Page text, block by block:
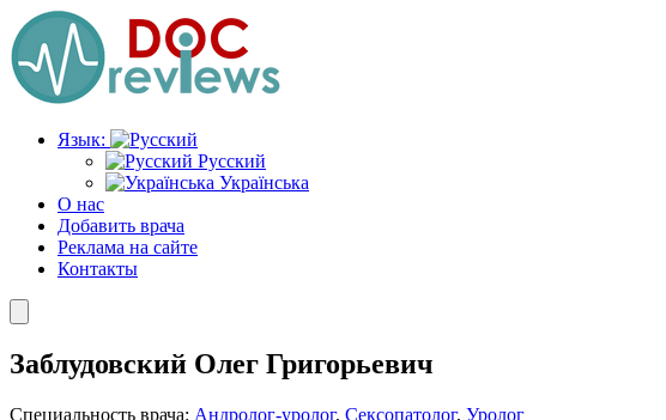
Перейти
к
содержимому
Язык:
Русский
Українська
О нас
Добавить врача
Реклама на сайте
Контакты
Заблудовский Олег Григорьевич
Специальность врача: Андролог-уролог, Сексопатолог, Уролог